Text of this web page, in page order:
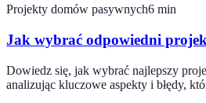
Projekty domów pasywnych6 min
Jak wybrać odpowiedni
Dowiedz się, jak wybrać najlepszy
analizując kluczowe aspekty i błędy,